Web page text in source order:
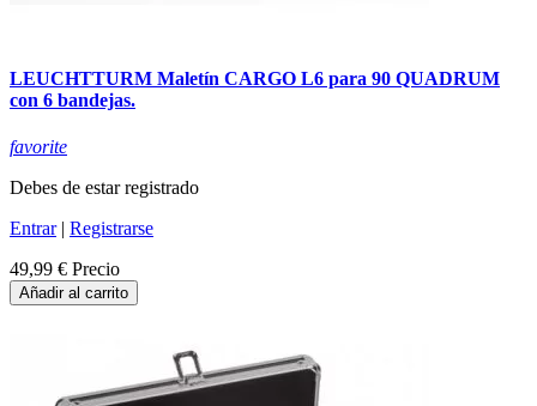
LEUCHTTURM Maletín CARGO L6 para 90 QUADRUM
con 6 bandejas.
favorite
Debes de estar registrado
Entrar| Registrarse
49,99 € Precio
Añadir al carrito